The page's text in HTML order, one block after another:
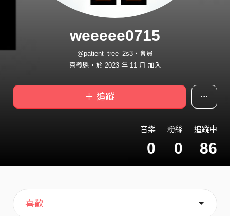
weeeee0715
@patient_tree_2s3・會員
嘉義縣・於 2023 年 11 月 加入
＋ 追蹤
音樂
0
粉絲
0
追蹤中
86
主頁
喜歡
關於